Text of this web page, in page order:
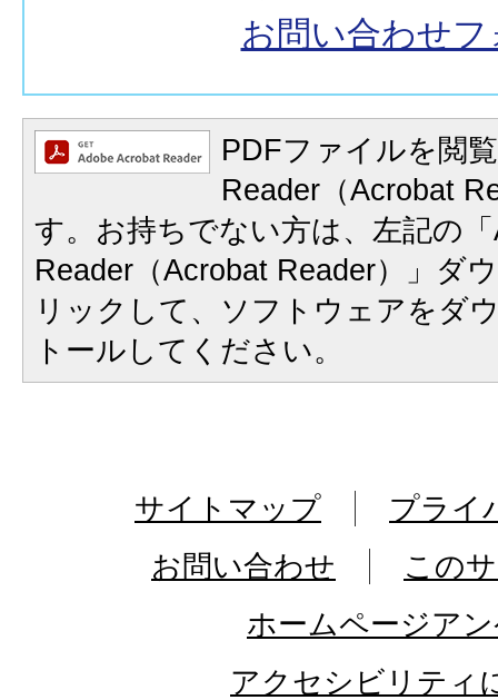
お問い合わせフ
PDFファイルを閲
Reader（Acrobat
す。お持ちでない方は、左記の
Reader（Acrobat Reader）」ダ
リックして、ソフトウェアをダ
トールしてください。
サイトマップ
プライ
お問い合わせ
この
ホームページア
アクセシビリティ